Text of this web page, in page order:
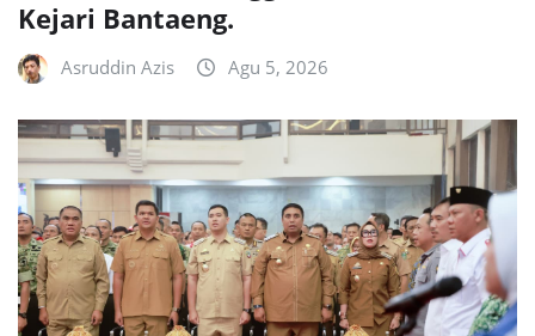
Kejari Bantaeng.
Asruddin Azis Agu 5, 2026